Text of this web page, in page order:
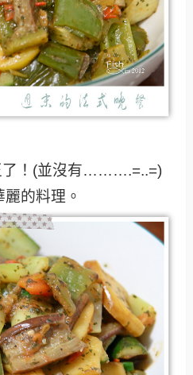
了！(並沒有……….=..=)
的料理。